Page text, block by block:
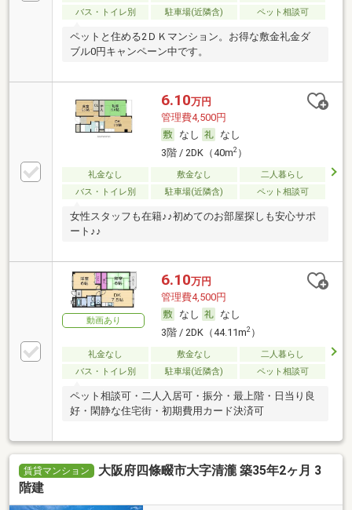
バス・トイレ別 駐車場(近隣含) ペット相談可
ペットと住める2ＤＫマンション。お得な敷金礼金ダ
ブル0円キャンペーン中です。
6.10万円
管理費4,500円
なし
なし
3階 / 2DK（40m2）
礼金なし 敷金なし
二人暮らし
バス・トイレ別
駐車場(近隣含) ペット相談可
女性スタッフも在籍♪♪初めてのお部屋探しも安心サポ
ート♪♪
動画あり
6.10万円
管理費4,500円
なし
なし
3階 / 2DK（44.11m2）
礼金なし 敷金なし
二人暮らし
バス・トイレ別
駐車場(近隣含) ペット相談可
ペット相談可・二人入居可・振分・最上階・日当り良
好・閑静な住宅街・初期費用カード決済可
賃貸マンション
大阪府四條畷市大字清瀧 築35年2ヶ月 3
階建